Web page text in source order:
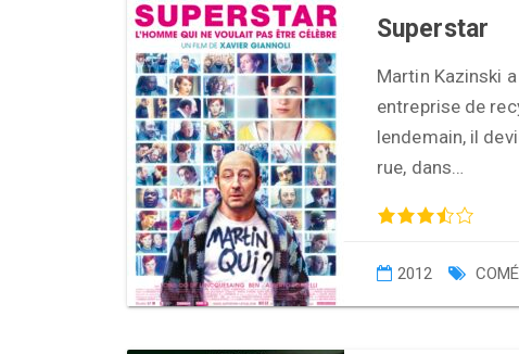
Superstar
Martin Kazinski
entreprise de
lendemain, il
rue, dans…
2012